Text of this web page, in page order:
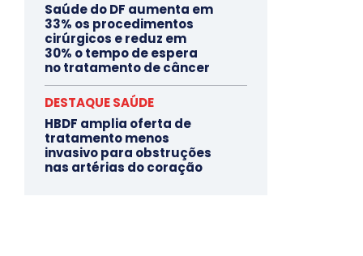
Saúde do DF aumenta em
33% os procedimentos
cirúrgicos e reduz em
30% o tempo de espera
no tratamento de câncer
DESTAQUE SAÚDE
HBDF amplia oferta de
tratamento menos
invasivo para obstruções
nas artérias do coração